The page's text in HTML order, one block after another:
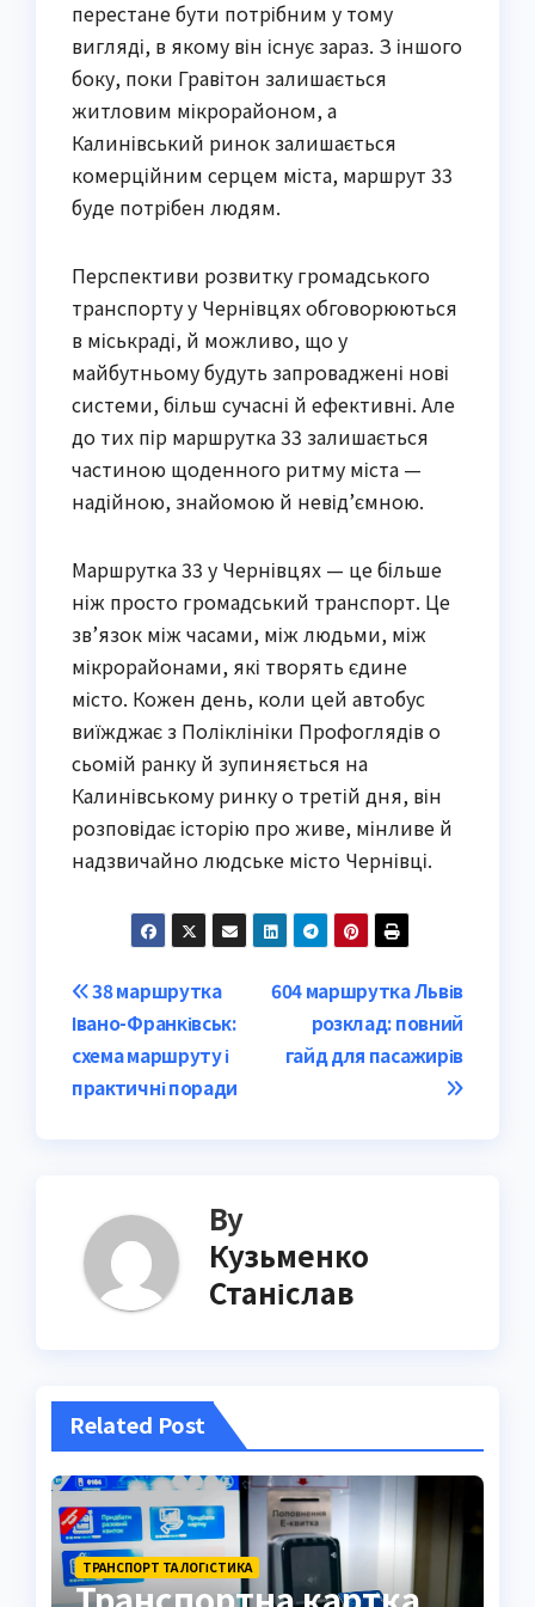
перестане бути потрібним у тому
вигляді, в якому він існує зараз. З іншого
боку, поки Гравітон залишається
житловим мікрорайоном, а
Калинівський ринок залишається
комерційним серцем міста, маршрут 33
буде потрібен людям.
Перспективи розвитку громадського
транспорту у Чернівцях обговорюються
в міськраді, й можливо, що у
майбутньому будуть запроваджені нові
системи, більш сучасні й ефективні. Але
до тих пір маршрутка 33 залишається
частиною щоденного ритму міста —
надійною, знайомою й невід’ємною.
Маршрутка 33 у Чернівцях — це більше
ніж просто громадський транспорт. Це
зв’язок між часами, між людьми, між
мікрорайонами, які творять єдине
місто. Кожен день, коли цей автобус
виїжджає з Поліклініки Профоглядів о
сьомій ранку й зупиняється на
Калинівському ринку о третій дня, він
розповідає історію про живе, мінливе й
надзвичайно людське місто Чернівці.
Post
navigation
604 маршрутка Львів
розклад: повний
гайд для пасажирів
38 маршрутка
Івано-Франківськ:
схема маршруту і
практичні поради
By
Кузьменко
Станіслав
Related Post
ТРАНСПОРТ ТА ЛОГІСТИКА